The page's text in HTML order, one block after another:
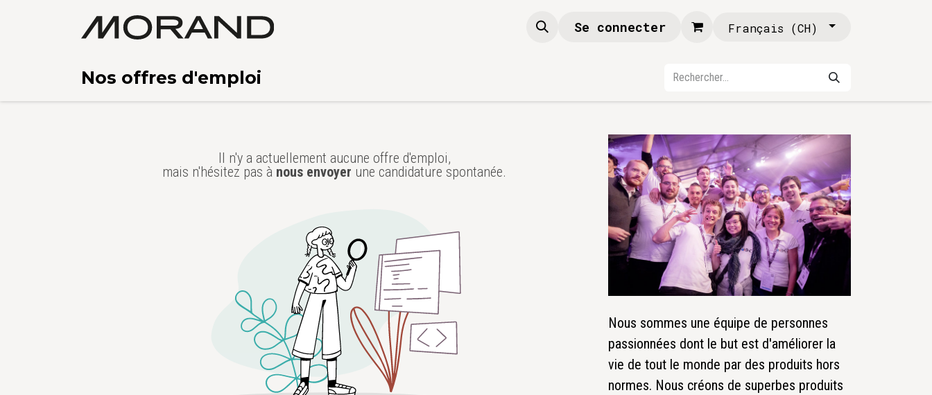
Se connecter Français (CH)
Nos offres d'emploi
Il n'y a actuellement aucune offre d'emploi,
mais n'hésitez pas à nous envoyer une candidature spontanée.
Nous sommes une équipe de personnes
passionnées dont le but est d'améliorer la
vie de tout le monde par des produits hors
normes. Nous créons de superbes produits